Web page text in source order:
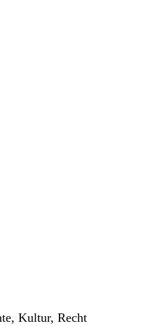
Kultur, Recht